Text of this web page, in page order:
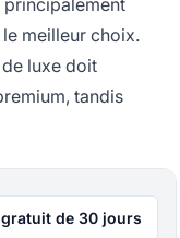
meilleur choix.
de luxe doit
tandis
de 30 jours